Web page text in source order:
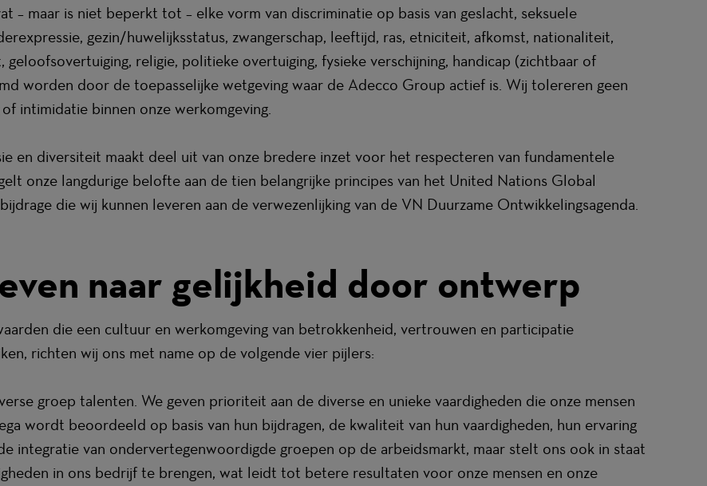
– maar is niet beperkt tot – elke vorm van discriminatie op basis van geslacht, seksuele
gezin/huwelijksstatus, zwangerschap, leeftijd, ras, etniciteit, afkomst, nationaliteit,
religie, politieke overtuiging, fysieke verschijning, handicap (zichtbaar of
worden door de toepasselijke wetgeving waar de Adecco Group actief is. Wij tolereren geen
intimidatie binnen onze werkomgeving.
en diversiteit maakt deel uit van onze bredere inzet voor het respecteren van fundamentele
onze langdurige belofte aan de tien belangrijke principes van het United Nations Global
die wij kunnen leveren aan de verwezenlijking van de VN Duurzame Ontwikkelingsagenda.
naar gelijkheid door ontwerp
die een cultuur en werkomgeving van betrokkenheid, vertrouwen en participatie
richten wij ons met name op de volgende vier pijlers:
groep talenten. We geven prioriteit aan de diverse en unieke vaardigheden die onze mensen
wordt beoordeeld op basis van hun bijdragen, de kwaliteit van hun vaardigheden, hun ervaring
integratie van ondervertegenwoordigde groepen op de arbeidsmarkt, maar stelt ons ook in staat
in ons bedrijf te brengen, wat leidt tot betere resultaten voor onze mensen en onze